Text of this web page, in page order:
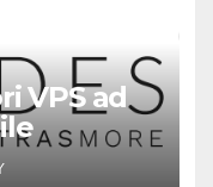
VPS ad